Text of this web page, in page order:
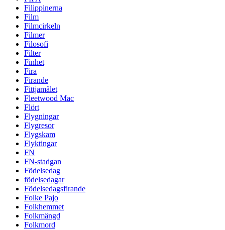
Filippinerna
Film
Filmcirkeln
Filmer
Filosofi
Filter
Finhet
Fira
Firande
Fittjamålet
Fleetwood Mac
Flört
Flygningar
Flygresor
Flygskam
Flyktingar
FN
FN-stadgan
Födelsedag
födelsedagar
Födelsedagsfirande
Folke Pajo
Folkhemmet
Folkmängd
Folkmord